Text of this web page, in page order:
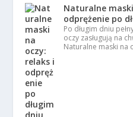
Naturalne
odprężenie po
Po długim dniu
oczy zasługują na
Naturalne maski na